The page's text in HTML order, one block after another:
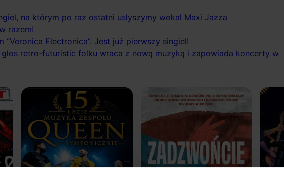
na którym po raz ostatni usłyszymy wokal Maxi Jazza
razem!
“Veronica Electronica”. Jest już pierwszy singiel!
głos retro-futuristic folku wraca z nową muzyką i zapowiada koncerty w